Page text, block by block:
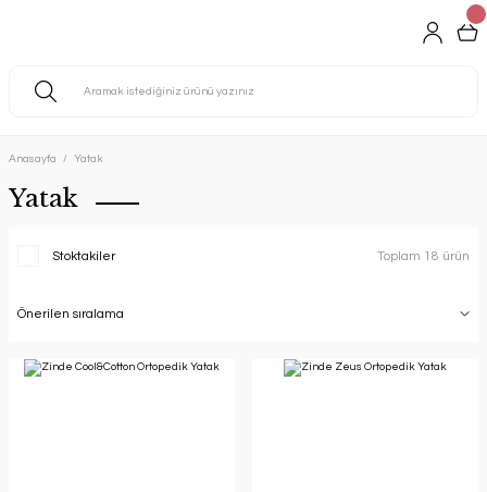
Anasayfa Yatak
Yatak
Stoktakiler Toplam 18 ürün